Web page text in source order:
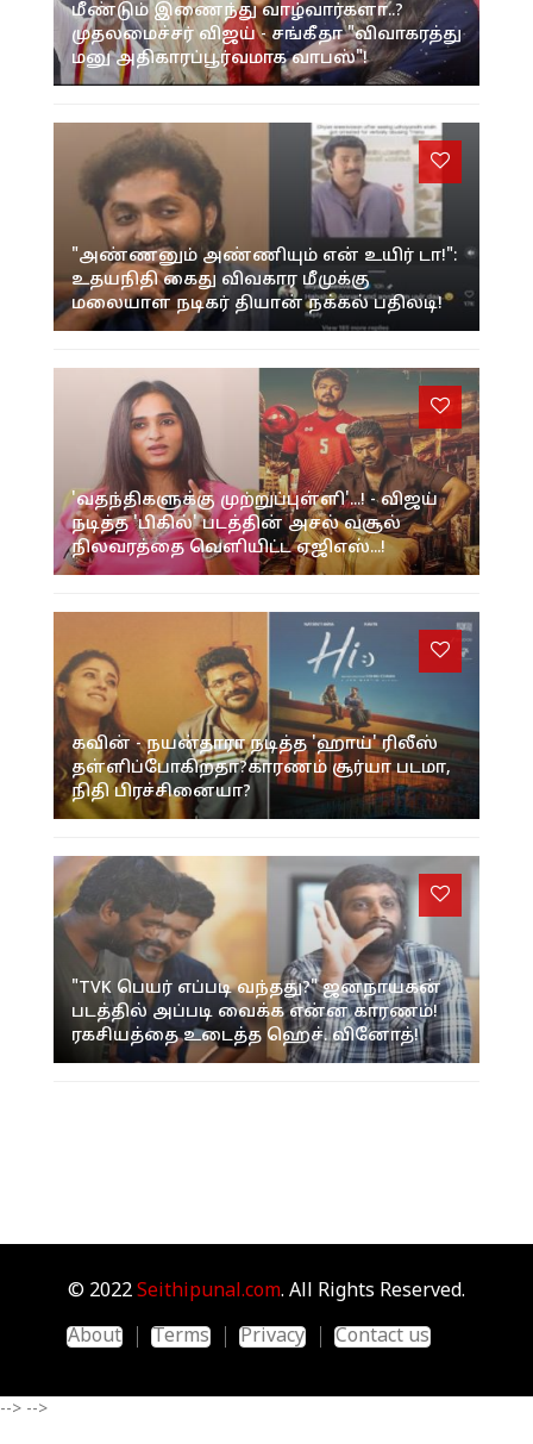
மீண்டும் இணைந்து வாழ்வார்களா..?
முதலமைச்சர் விஜய் - சங்கீதா "விவாகரத்து
மனு அதிகாரப்பூர்வமாக வாபஸ்"!
"அண்ணனும் அண்ணியும் என் உயிர் டா!":
உதயநிதி கைது விவகார மீமுக்கு
மலையாள நடிகர் தியான் நக்கல் பதிலடி!
'வதந்திகளுக்கு முற்றுப்புள்ளி'...! - விஜய்
நடித்த 'பிகில்' படத்தின் அசல் வசூல்
நிலவரத்தை வெளியிட்ட ஏஜிஎஸ்...!
கவின் - நயன்தாரா நடித்த 'ஹாய்' ரிலீஸ்
தள்ளிப்போகிறதா?காரணம் சூர்யா படமா,
நிதி பிரச்சினையா?
"TVK பெயர் எப்படி வந்தது?" ஜனநாயகன்
படத்தில் அப்படி வைக்க என்ன காரணம்!
ரகசியத்தை உடைத்த ஹெச். வினோத்!
© 2022 Seithipunal.com. All Rights Reserved.
About
Terms Privacy Contact us
--> -->